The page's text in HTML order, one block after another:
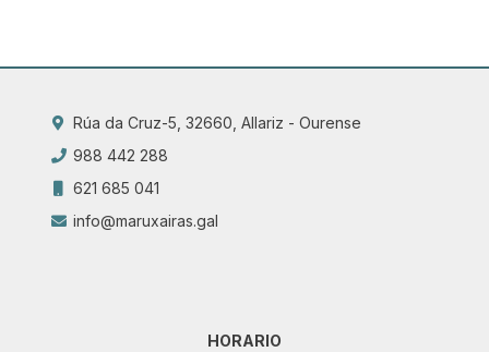
Rúa da Cruz-5, 32660, Allariz - Ourense
988 442 288
621 685 041
info@maruxairas.gal
HORARIO